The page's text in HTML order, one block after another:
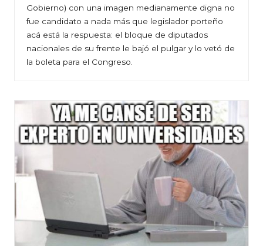
Gobierno) con una imagen medianamente digna no
fue candidato a nada más que legislador porteño
acá está la respuesta: el bloque de diputados
nacionales de su frente le bajó el pulgar y lo vetó de
la boleta para el Congreso.